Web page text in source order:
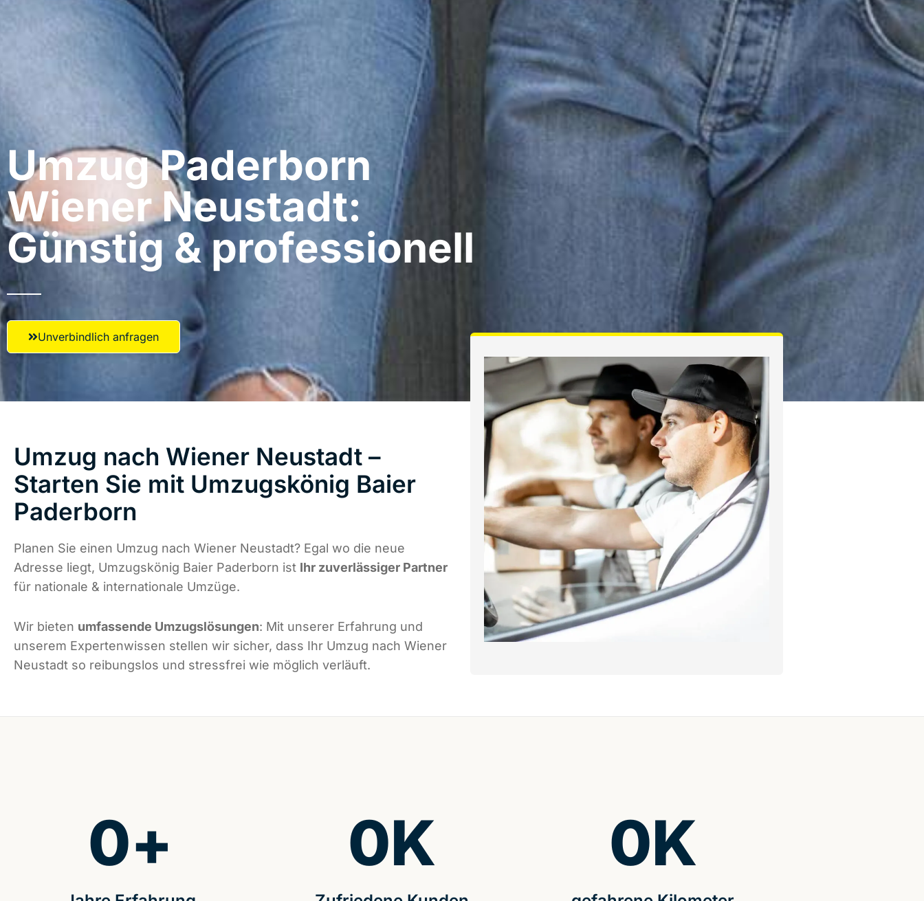
Umzug Paderborn​
Wiener Neustadt:
Günstig & professionell​
Unverbindlich anfragen
Umzug nach Wiener Neustadt –
Starten Sie mit Umzugskönig Baier
Paderborn
Planen Sie einen Umzug nach Wiener Neustadt? Egal wo die neue
Adresse liegt, Umzugskönig Baier Paderborn ist Ihr zuverlässiger Partner
für nationale & internationale Umzüge.
Wir bieten umfassende Umzugslösungen: Mit unserer Erfahrung und
unserem Expertenwissen stellen wir sicher, dass Ihr Umzug nach Wiener
Neustadt so reibungslos und stressfrei wie möglich verläuft.
0+ 0K 0K